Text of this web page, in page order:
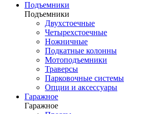
Подъемники
Подъемники
Двухстоечные
Четырехстоечные
Ножничные
Подкатные колонны
Мотоподъемники
Траверсы
Парковочные системы
Опции и аксессуары
Гаражное
Гаражное